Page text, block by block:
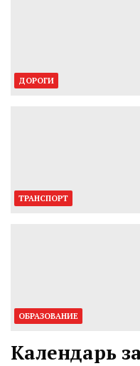
ДОРОГИ
ТРАНСПОРТ
ОБРАЗОВАНИЕ
Календарь